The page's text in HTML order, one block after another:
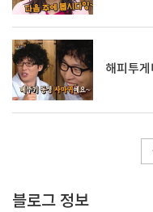
해피투
블로그 정보